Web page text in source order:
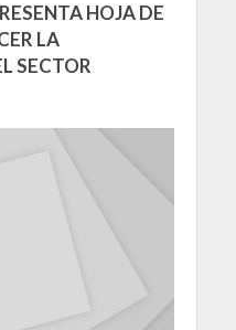
HOJA DE
LA
SECTOR